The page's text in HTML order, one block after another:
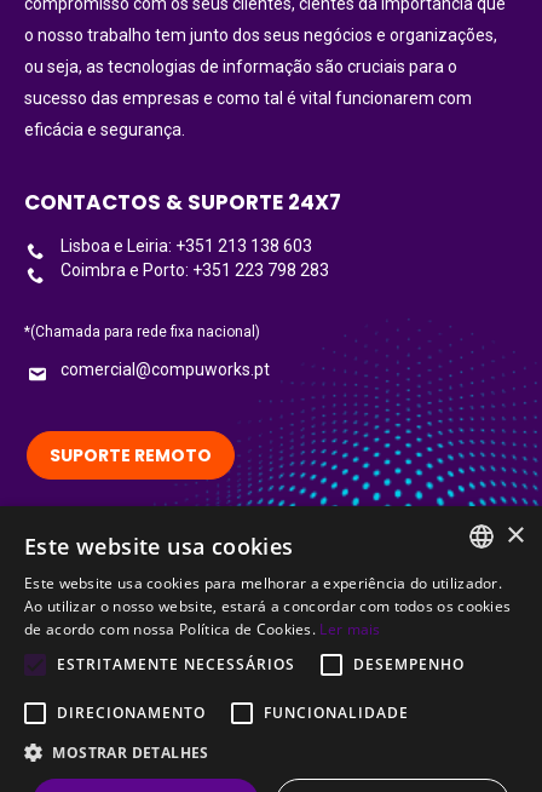
compromisso com os seus clientes, cientes da importância que
o nosso trabalho tem junto dos seus negócios e organizações,
ou seja, as tecnologias de informação são cruciais para o
sucesso das empresas e como tal é vital funcionarem com
eficácia e segurança.
CONTACTOS & SUPORTE 24X7
Lisboa e Leiria: +351 213 138 603
Coimbra e Porto: +351 223 798 283
*(Chamada para rede fixa nacional)
comercial@compuworks.pt
SUPORTE REMOTO
Siga-nos no LinkedIn:
LinkedIn
Certified
© CompuWorks 2002-2026. All rights reserved.
PORTUGUESE
×
Este website usa cookies
Este website usa cookies para melhorar a experiência do utilizador.
Ao utilizar o nosso website, estará a concordar com todos os cookies
de acordo com nossa Política de Cookies. Ler mais
ESTRITAMENTE NECESSÁRIOS
DESEMPENHO
DIRECIONAMENTO
FUNCIONALIDADE
MOSTRAR DETALHES